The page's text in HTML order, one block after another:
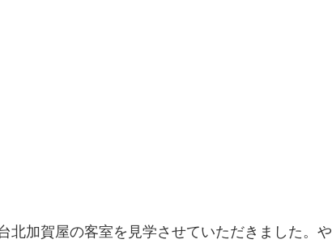
加賀屋の客室を見学させていただきました。や